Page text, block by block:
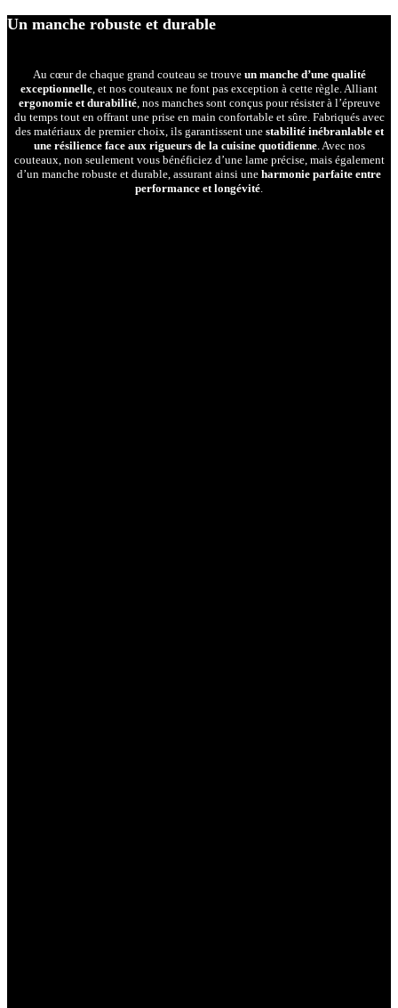
Un manche robuste et durable
Au cœur de chaque grand couteau se trouve un manche d’une qualité
exceptionnelle, et nos couteaux ne font pas exception à cette règle. Alliant
ergonomie et durabilité, nos manches sont conçus pour résister à l’épreuve
du temps tout en offrant une prise en main confortable et sûre. Fabriqués avec
des matériaux de premier choix, ils garantissent une stabilité inébranlable et
une résilience face aux rigueurs de la cuisine quotidienne. Avec nos
couteaux, non seulement vous bénéficiez d’une lame précise, mais également
d’un manche robuste et durable, assurant ainsi une harmonie parfaite entre
performance et longévité.